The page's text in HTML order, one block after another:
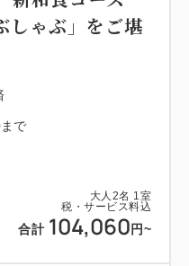
大人 2名 1 室
税・サービス料込
合計 104,060 円~
しゃぶ」をご堪
で